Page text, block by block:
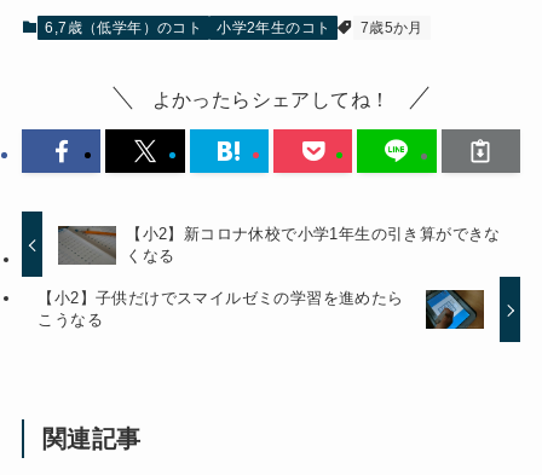
6,7歳（低学年）のコト 小学2年生のコト 7歳5か月
よかったらシェアしてね！
【小2】新コロナ休校で小学1年生の引き算ができな
くなる
【小2】子供だけでスマイルゼミの学習を進めたら
こうなる
関連記事